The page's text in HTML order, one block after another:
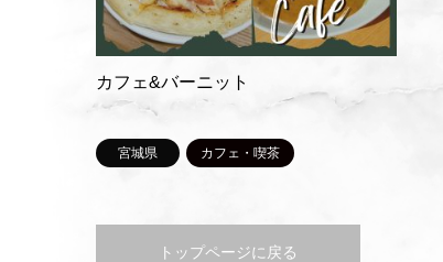
カフェ&バーニット
宮城県 カフェ・喫茶
トップページに戻る